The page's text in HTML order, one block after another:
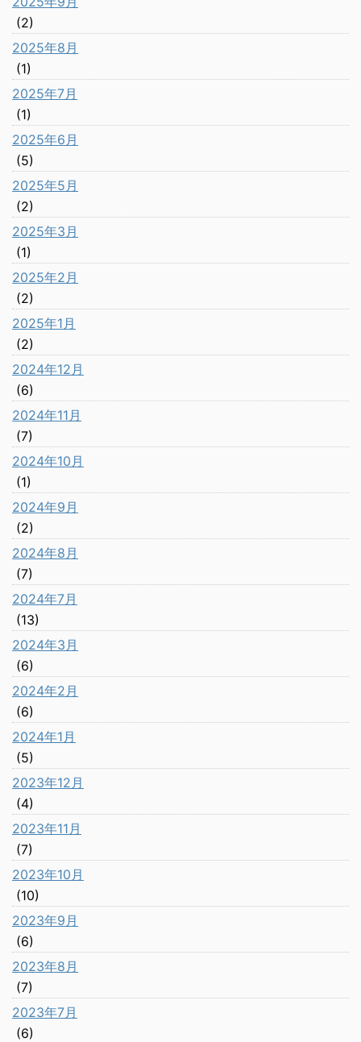
(2)
2025年8月
(1)
2025年7月
(1)
2025年6月
(5)
2025年5月
(2)
2025年3月
(1)
2025年2月
(2)
2025年1月
(2)
2024年12月
(6)
2024年11月
(7)
2024年10月
(1)
2024年9月
(2)
2024年8月
(7)
2024年7月
(13)
2024年3月
(6)
2024年2月
(6)
2024年1月
(5)
2023年12月
(4)
2023年11月
(7)
2023年10月
(10)
2023年9月
(6)
2023年8月
(7)
2023年7月
(6)